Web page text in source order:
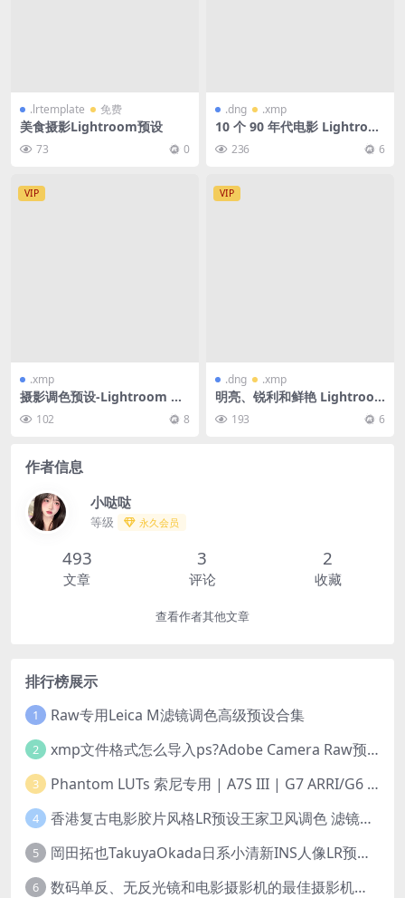
.lrtemplate 免费
美食摄影Lightroom预设
73 0
.dng .xmp
10 个 90 年代电影 Lightroo
m 移动和桌面预设高级 | 模拟
预设、复古 Fim、复古预设、
1990 预设、1980 预设、1970
预设
236 6
VIP
.xmp
摄影调色预设-Lightroom 的
经典 CineStock 配置文件
102 8
VIP
.dng .xmp
明亮、锐利和鲜艳 Lightroo
m预设 桌面版+移动版
193 6
作者信息
小哒哒
等级 永久会员
493
文章
3
评论
2
收藏
查看作者其他文章
排行榜展示
1 Raw专用Leica M滤镜调色高级预设合集
2 xmp文件格式怎么导入ps?Adobe Camera Raw预设导入方法,ACR预设安装教程xmp文件格式怎么导入ps
3 Phantom LUTs 索尼专用 | A7S III | G7 ARRI/G6 FILM (2023最新版本)
4 香港复古电影胶片风格LR预设王家卫风调色 滤镜支持PR/PS/FCPX/达芬奇/AE/LUT
5 岡田拓也TakuyaOkada日系小清新INS人像LR预设PR/PS/AE/FCPX/LUT预设 LR100001
6 数码单反、无反光镜和电影摄影机的最佳摄影机设置